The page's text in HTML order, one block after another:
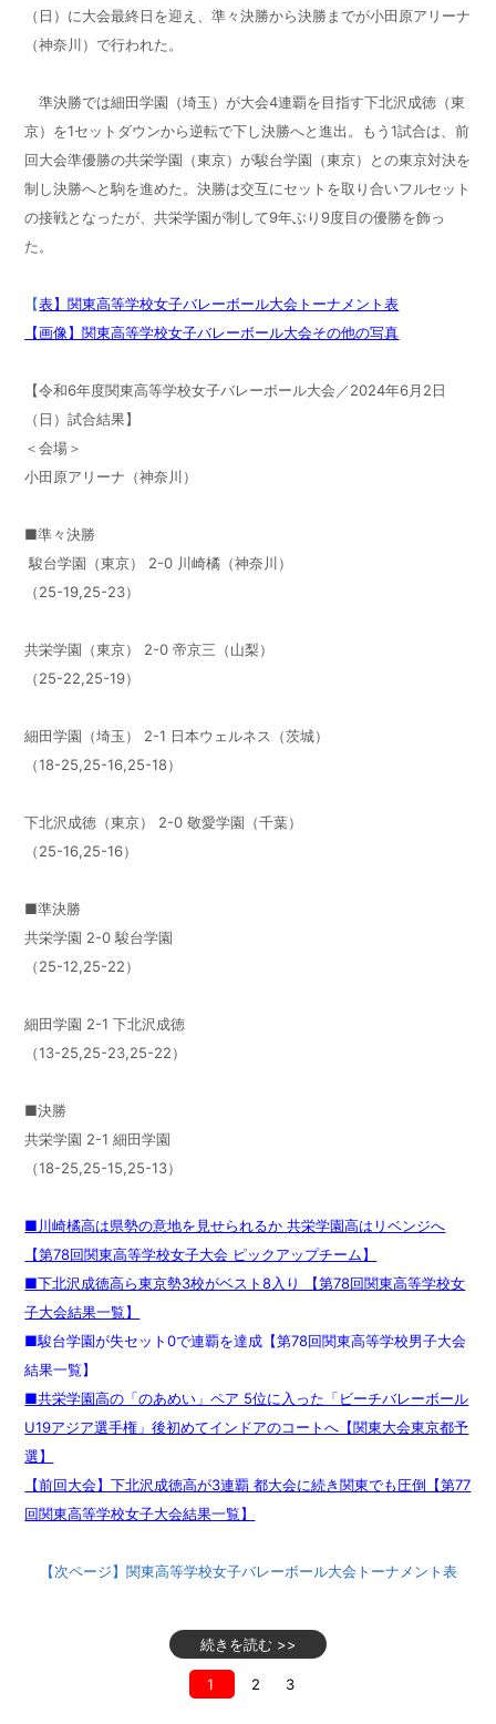
（日）に大会最終日を迎え、準々決勝から決勝までが小田原アリーナ
（神奈川）で行われた。
準決勝では細田学園（埼玉）が大会4連覇を目指す下北沢成徳（東
京）を1セットダウンから逆転で下し決勝へと進出。もう1試合は、前
回大会準優勝の共栄学園（東京）が駿台学園（東京）との東京対決を
制し決勝へと駒を進めた。決勝は交互にセットを取り合いフルセット
の接戦となったが、共栄学園が制して9年ぶり9度目の優勝を飾っ
た。
【表】関東高等学校女子バレーボール大会トーナメント表
【画像】関東高等学校女子バレーボール大会その他の写真
【令和6年度関東高等学校女子バレーボール大会／2024年6月2日
（日）試合結果】
＜会場＞
小田原アリーナ（神奈川）
■準々決勝
駿台学園（東京） 2-0 川崎橘（神奈川）
（25-19,25-23）
共栄学園（東京） 2-0 帝京三（山梨）
（25-22,25-19）
細田学園（埼玉） 2-1 日本ウェルネス（茨城）
（18-25,25-16,25-18）
下北沢成徳（東京） 2-0 敬愛学園（千葉）
（25-16,25-16）
■準決勝
共栄学園 2-0 駿台学園
（25-12,25-22）
細田学園 2-1 下北沢成徳
（13-25,25-23,25-22）
■決勝
共栄学園 2-1 細田学園
（18-25,25-15,25-13）
■川崎橘高は県勢の意地を見せられるか 共栄学園高はリベンジへ
【第78回関東高等学校女子大会 ピックアップチーム】
■下北沢成徳高ら東京勢3校がベスト8入り 【第78回関東高等学校女
子大会結果一覧】
■駿台学園が失セット0で連覇を達成【第78回関東高等学校男子大会
結果一覧】
■共栄学園高の「のあめい」ペア 5位に入った「ビーチバレーボール
U19アジア選手権」後初めてインドアのコートへ【関東大会東京都予
選】
【前回大会】下北沢成徳高が3連覇 都大会に続き関東でも圧倒【第77
回関東高等学校女子大会結果一覧】
【次ページ】関東高等学校女子バレーボール大会トーナメント表
続きを読む >>
1 2 3